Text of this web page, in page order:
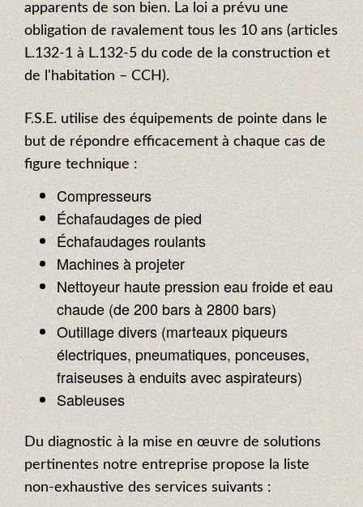
apparents de son bien. La loi a prévu une
obligation de ravalement tous les 10 ans (articles
L.132-1 à L.132-5 du code de la construction et
de l'habitation – CCH).
F.S.E. utilise des équipements de pointe dans le
but de répondre efficacement à chaque cas de
figure technique :
Compresseurs
Échafaudages de pied
Échafaudages roulants
Machines à projeter
Nettoyeur haute pression eau froide et eau
chaude (de 200 bars à 2800 bars)
Outillage divers (marteaux piqueurs
électriques, pneumatiques, ponceuses,
fraiseuses à enduits avec aspirateurs)
Sableuses
Du diagnostic à la mise en œuvre de solutions
pertinentes notre entreprise propose la liste
non-exhaustive des services suivants :